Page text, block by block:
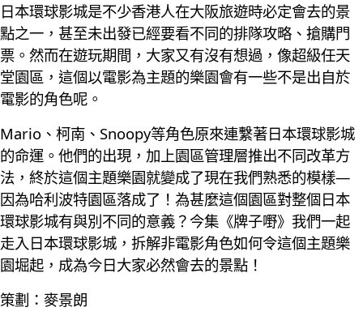
日本環球影城是不少香港人在大阪旅遊時必定會去的景
點之一，甚至未出發已經要看不同的排隊攻略、搶購門
票。然而在遊玩期間，大家又有沒有想過，像超級任天
堂園區，這個以電影為主題的樂園會有一些不是出自於
電影的角色呢。
Mario、柯南、Snoopy等角色原來連繫著日本環球影城
的命運。他們的出現，加上園區管理層推出不同改革方
法，終於這個主題樂園就變成了現在我們熟悉的模樣—
因為哈利波特園區落成了！為甚麼這個園區對整個日本
環球影城有與別不同的意義？今集《牌子嘢》我們一起
走入日本環球影城，拆解非電影角色如何令這個主題樂
園堀起，成為今日大家必然會去的景點！
策劃：麥景朗